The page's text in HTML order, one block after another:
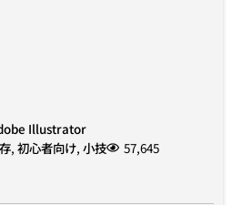
Illustrator
, 初心者向け, 小技 57,645